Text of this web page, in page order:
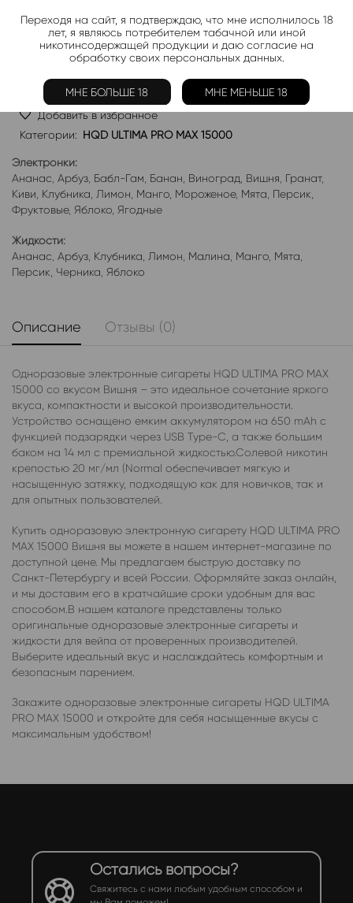
Telegram-канал 2000+
Актуальные новинки и акции каждые день!
Подписаться
Добавить в избранное
Категории: HQD ULTIMA PRO MAX 15000
Электронки:
Ананас Арбуз Бабл-Гам Банан Виноград Вишня Гранат,
Киви Клубника Лимон Манго Мороженое, Мята Персик
Фруктовые, Яблоко Ягодные
Жидкости:
Ананас Арбуз Клубника Лимон Малина Манго Мята
Персик Черника Яблоко
Описание Отзывы (0)
Одноразовые электронные сигареты HQD ULTIMA PRO MAX
15000 со вкусом Вишня – это идеальное сочетание яркого
вкуса, компактности и высокой производительности.
Устройство оснащено емким аккумулятором на 650 mAh с
функцией подзарядки через USB Type-C, а также большим
баком на 14 мл с премиальной жидкостью.Солевой никотин
крепостью 20 мг/мл (Normal обеспечивает мягкую и
насыщенную затяжку, подходящую как для новичков, так и
для опытных пользователей.
Купить одноразовую электронную сигарету HQD ULTIMA PRO
MAX 15000 Вишня вы можете в нашем интернет-магазине по
доступной цене. Мы предлагаем быструю доставку по
Санкт-Петербургу и всей России. Оформляйте заказ онлайн,
и мы доставим его в кратчайшие сроки удобным для вас
способом.В нашем каталоге представлены только
оригинальные одноразовые электронные сигареты и
жидкости для вейпа от проверенных производителей.
Выберите идеальный вкус и наслаждайтесь комфортным и
безопасным парением.
Закажите одноразовые электронные сигареты HQD ULTIMA
PRO MAX 15000 и откройте для себя насыщенные вкусы с
максимальным удобством!
Остались вопросы?
Свяжитесь с нами любым удобным способом и
Переходя на сайт, я подтверждаю, что мне исполнилось 18
лет, я являюсь потребителем табачной или иной
никотинсодержащей продукции и даю согласие на
обработку своих персональных данных.
МНЕ БОЛЬШЕ 18 МНЕ МЕНЬШЕ 18